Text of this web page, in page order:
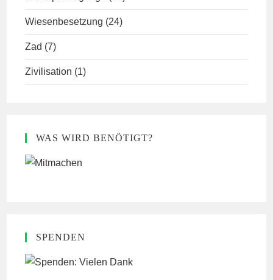
Wiesenbesetzung (24)
Zad (7)
Zivilisation (1)
WAS WIRD BENÖTIGT?
SPENDEN